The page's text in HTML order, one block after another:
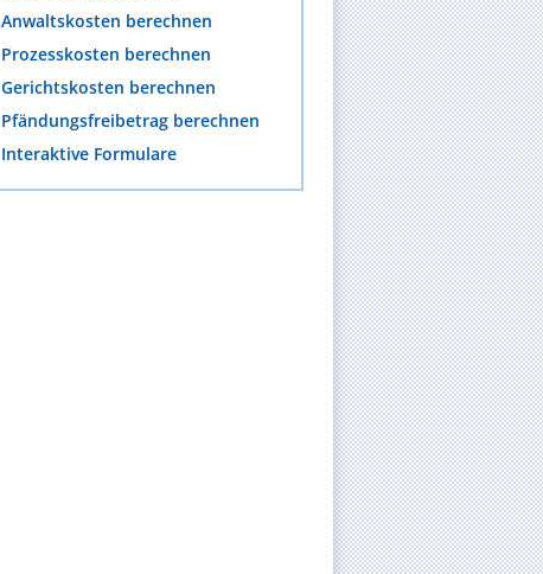
Anwaltskosten berechnen
Prozesskosten berechnen
Gerichtskosten berechnen
Pfändungsfreibetrag berechnen
Interaktive Formulare